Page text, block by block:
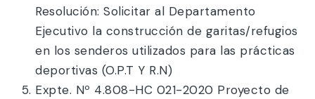
Resolución: Solicitar al Departamento
Ejecutivo la construcción de garitas/refugios
en los senderos utilizados para las prácticas
deportivas (O.P.T Y R.N)
Expte. Nº 4.808-HC 021-2020 Proyecto de